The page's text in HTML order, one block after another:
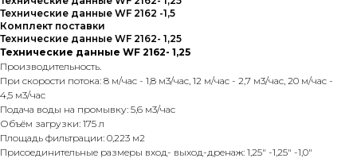
Технические данные WF 2162 -1,5
Комплект поставки
Технические данные WF 2162- 1,25
Технические данные WF 2162- 1,25
Производительность.
При скорости потока: 8 м/час - 1,8 м3/час, 12 м/час - 2,7 м3/час, 20 м/час -
4,5 м3/час
Подача воды на промывку: 5,6 м3/час
Объём загрузки: 175 л
Площадь фильтрации: 0,223 м2
Присоединительные размеры вход- выход-дренаж: 1,25" -1,25" -1,0"